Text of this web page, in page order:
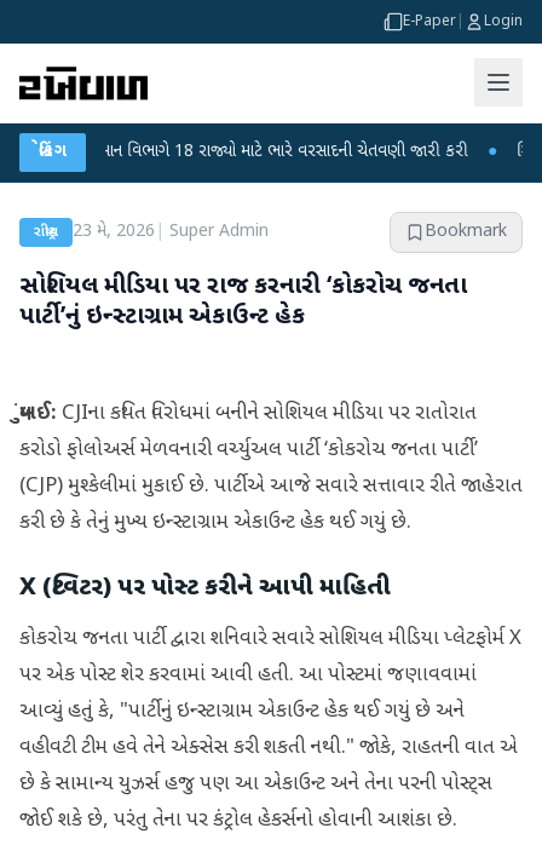
E-Paper Login
બ્રેકિંગવિભાગે 18 રાજ્યો માટે ભારે વરસાદની ચેતવણી જારી કરી ● સિદ્ધપુરથી
રાષ્ટ્રીય 23 મે, 2026 Super Admin Bookmark
સોશિયલ મીડિયા પર રાજ કરનારી ‘કોકરોચ જનતા
પાર્ટી’નું ઇન્સ્ટાગ્રામ એકાઉન્ટ હેક
મુંબઈ: CJIના કથિત વિરોધમાં બનીને સોશિયલ મીડિયા પર રાતોરાત
કરોડો ફોલોઅર્સ મેળવનારી વર્ચ્યુઅલ પાર્ટી ‘કોકરોચ જનતા પાર્ટી’
(CJP) મુશ્કેલીમાં મુકાઈ છે. પાર્ટીએ આજે સવારે સત્તાવાર રીતે જાહેરાત
કરી છે કે તેનું મુખ્ય ઇન્સ્ટાગ્રામ એકાઉન્ટ હેક થઈ ગયું છે.
X (ટ્વિટર) પર પોસ્ટ કરીને આપી માહિતી
કોકરોચ જનતા પાર્ટી દ્વારા શનિવારે સવારે સોશિયલ મીડિયા પ્લેટફોર્મ X
પર એક પોસ્ટ શેર કરવામાં આવી હતી. આ પોસ્ટમાં જણાવવામાં
આવ્યું હતું કે, "પાર્ટીનું ઇન્સ્ટાગ્રામ એકાઉન્ટ હેક થઈ ગયું છે અને
વહીવટી ટીમ હવે તેને એક્સેસ કરી શકતી નથી." જોકે, રાહતની વાત એ
છે કે સામાન્ય યુઝર્સ હજુ પણ આ એકાઉન્ટ અને તેના પરની પોસ્ટ્સ
જોઈ શકે છે, પરંતુ તેના પર કંટ્રોલ હેકર્સનો હોવાની આશંકા છે.